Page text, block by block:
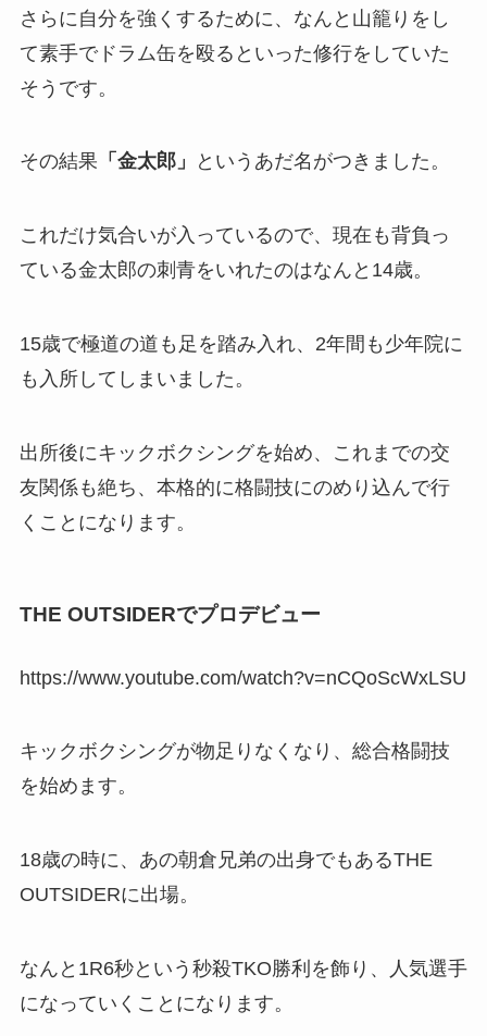
さらに自分を強くするために、なんと山籠りをし
て素手でドラム缶を殴るといった修行をしていた
そうです。
その結果 「金太郎」 というあだ名がつきました。
これだけ気合いが入っているので、現在も背負っ
ている金太郎の刺青をいれたのはなんと14歳。
15歳で極道の道も足を踏み入れ、2年間も少年院に
も入所してしまいました。
出所後にキックボクシングを始め、これまでの交
友関係も絶ち、本格的に格闘技にのめり込んで行
くことになります。
THE OUTSIDERでプロデビュー
https://www.youtube.com/watch?v=nCQoScWxLSU
キックボクシングが物足りなくなり、総合格闘技
を始めます。
18歳の時に、あの朝倉兄弟の出身でもあるTHE
OUTSIDERに出場。
なんと1R6秒という秒殺TKO勝利を飾り、人気選手
になっていくことになります。